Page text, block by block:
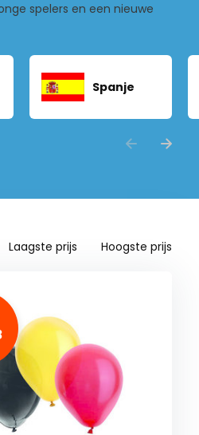
spelers en een nieuwe
Spanje
Laagste prijs Hoogste prijs